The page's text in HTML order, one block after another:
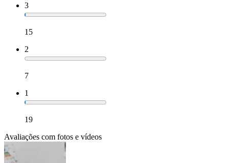
3
15
2
7
1
19
Avaliações com fotos e vídeos